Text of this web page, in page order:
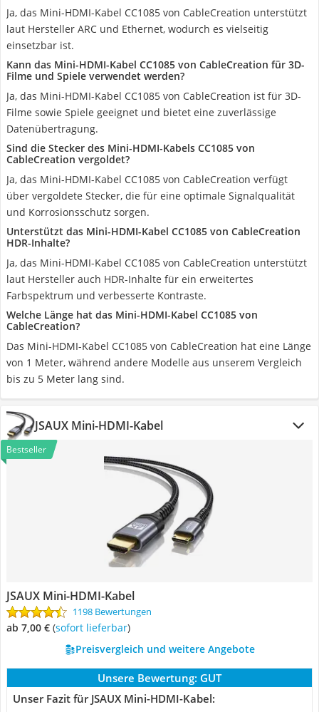
Ja, das Mini-HDMI-Kabel CC1085 von CableCreation unterstützt
laut Hersteller ARC und Ethernet, wodurch es vielseitig
einsetzbar ist.
Kann das Mini-HDMI-Kabel CC1085 von CableCreation für 3D-
Filme und Spiele verwendet werden?
Ja, das Mini-HDMI-Kabel CC1085 von CableCreation ist für 3D-
Filme sowie Spiele geeignet und bietet eine zuverlässige
Datenübertragung.
Sind die Stecker des Mini-HDMI-Kabels CC1085 von
CableCreation vergoldet?
Ja, das Mini-HDMI-Kabel CC1085 von CableCreation verfügt
über vergoldete Stecker, die für eine optimale Signalqualität
und Korrosionsschutz sorgen.
Unterstützt das Mini-HDMI-Kabel CC1085 von CableCreation
HDR-Inhalte?
Ja, das Mini-HDMI-Kabel CC1085 von CableCreation unterstützt
laut Hersteller auch HDR-Inhalte für ein erweitertes
Farbspektrum und verbesserte Kontraste.
Welche Länge hat das Mini-HDMI-Kabel CC1085 von
CableCreation?
Das Mini-HDMI-Kabel CC1085 von CableCreation hat eine Länge
von 1 Meter, während andere Modelle aus unserem Vergleich
bis zu 5 Meter lang sind.
JSAUX Mini-HDMI-Kabel
Bestseller
JSAUX Mini-HDMI-Kabel
1198 Bewertungen
ab 7,00 € ( Sofort lieferbar)
Preisvergleich und weitere Angebote
Unsere Bewertung: GUT
Unser Fazit für JSAUX Mini-HDMI-Kabel: